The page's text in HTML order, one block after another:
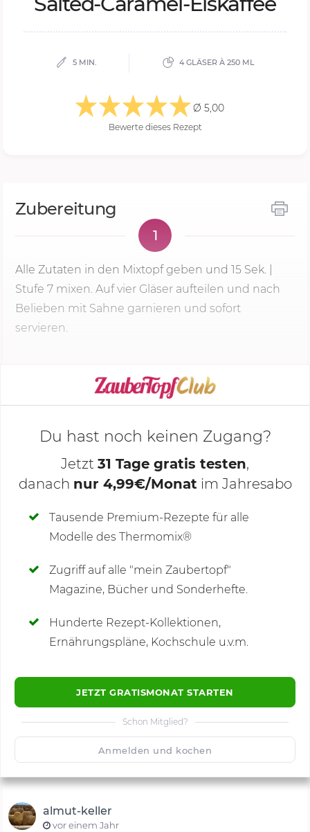
5 MIN. 4 GLÄSER À 250 ML
Ø 5,00
Bewerte dieses Rezept
Zubereitung
1
Alle Zutaten in den Mixtopf geben und 15 Sek.
Stufe 7 mixen. Auf vier Gläser aufteilen und nach
Belieben mit Sahne garnieren und sofort
servieren.
KOCHMODUS STARTEN
Deine Notizen
Du hast noch keinen Zugang?
Jetzt 31 Tage gratis testen,
danach nur 4,99€/Monat im Jahresabo
Tausende Premium-Rezepte für alle
Modelle des Thermomix®
Zugriff auf alle "mein Zaubertopf"
Magazine, Bücher und Sonderhefte.
Hunderte Rezept-Kollektionen,
Ernährungspläne, Kochschule u.v.m.
JETZT GRATISMONAT STARTEN
Schon Mitglied?
Anmelden und kochen
Kommentare(1)
🙂 Speichern
almut-keller
vor einem Jahr